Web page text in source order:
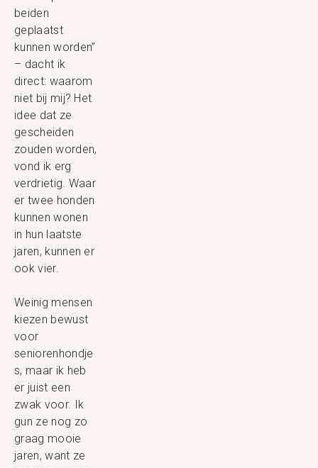
beiden
geplaatst
kunnen worden”
– dacht ik
direct: waarom
niet bij mij? Het
idee dat ze
gescheiden
zouden worden,
vond ik erg
verdrietig. Waar
er twee honden
kunnen wonen
in hun laatste
jaren, kunnen er
ook vier.
Weinig mensen
kiezen bewust
voor
seniorenhondje
s, maar ik heb
er juist een
zwak voor. Ik
gun ze nog zo
graag mooie
jaren, want ze